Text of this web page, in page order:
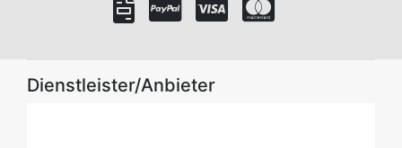
Dienstleister/Anbieter